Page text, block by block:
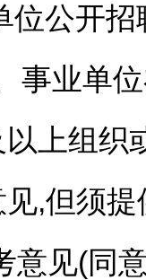
位公开招
事业单位
上组织
,但须
意见(同